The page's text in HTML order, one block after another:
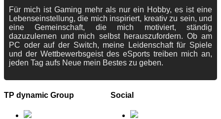
Für mich ist Gaming mehr als nur ein Hobby, es ist eine
Lebenseinstellung, die mich inspiriert, kreativ zu sein, und
eine Gemeinschaft, die mich motiviert, ständig
dazuzulernen und mich selbst herauszufordern. Ob am
PC oder auf der Switch, meine Leidenschaft für Spiele
und der Wettbewerbsgeist des eSports treiben mich an,
jeden Tag aufs Neue mein Bestes zu geben.
TP dynamic Group Social